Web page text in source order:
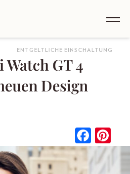
ENTGELTLICHE EINSCHALTUNG
GT 4
Design